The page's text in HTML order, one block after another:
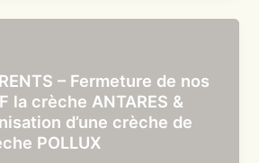
– Fermeture de nos
la crèche ANTARES &
d’une crèche de
POLLUX